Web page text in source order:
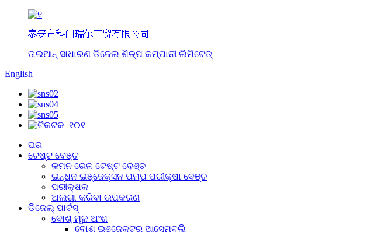
泰安市科门瑞尔工贸有限公司
ତାଇଆନ୍ ସାଧାରଣ ଡିଜେଲ ଶିଳ୍ପ କମ୍ପାନୀ ଲିମିଟେଡ୍
English
ଘର
ଟେଷ୍ଟ ବେଞ୍ଚ
କମନ ରେଳ ଟେଷ୍ଟ ବେଞ୍ଚ
ଇନ୍ଧନ ଇଞ୍ଜେକ୍ସନ ପମ୍ପ ପରୀକ୍ଷା ବେଞ୍ଚ
ପରୀକ୍ଷକ
ଅଲଗା କରିବା ଉପକରଣ
ଡିଜେଲ୍ ପାର୍ଟସ୍
ବୋଶ୍ ମୂଳ ଅଂଶ
ବୋଶ୍ ଇଞ୍ଜେକ୍ଟର ଆସେମ୍ବଲି